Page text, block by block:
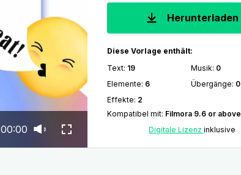
00:00
Herunterladen
Diese Vorlage enthält:
Text: 19 Musik: 0
Elemente: 6 Übergänge: 0
Effekte: 2
Kompatibel mit: Filmora 9.6 or above
Digitale Lizenzinklusive